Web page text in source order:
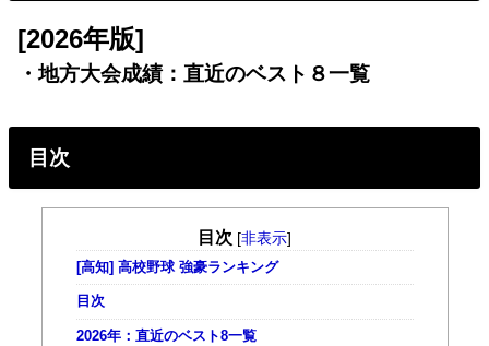
[2026年版]
・地方大会成績：直近のベスト８一覧
目次
目次 [非表示]
[高知] 高校野球 強豪ランキング
目次
2026年：直近のベスト8一覧